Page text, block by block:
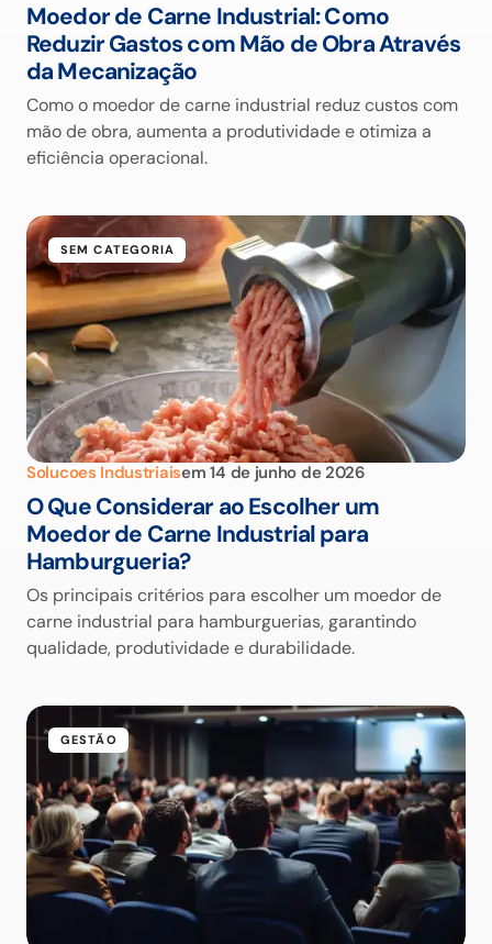
Moedor de Carne Industrial: Como
Reduzir Gastos com Mão de Obra Através
da Mecanização
Como o moedor de carne industrial reduz custos com
mão de obra, aumenta a produtividade e otimiza a
eficiência operacional.
SEM CATEGORIA
Solucoes Industriaisem 14 de junho de 2026
O Que Considerar ao Escolher um
Moedor de Carne Industrial para
Hamburgueria?
Os principais critérios para escolher um moedor de
carne industrial para hamburguerias, garantindo
qualidade, produtividade e durabilidade.
GESTÃO